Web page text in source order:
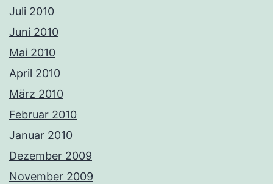
Juli 2010
Juni 2010
Mai 2010
April 2010
März 2010
Februar 2010
Januar 2010
Dezember 2009
November 2009